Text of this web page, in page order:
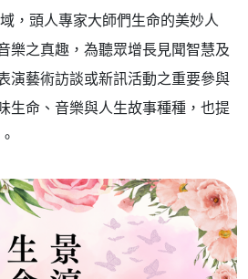
，頭人專家大師們生命的美妙人
樂之真趣，為聽眾增長見聞智慧及
演藝術訪談或新訊活動之重要參與
生命、音樂與人生故事種種，也提